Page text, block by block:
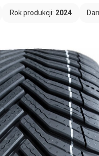
Rok produkcji: 2024